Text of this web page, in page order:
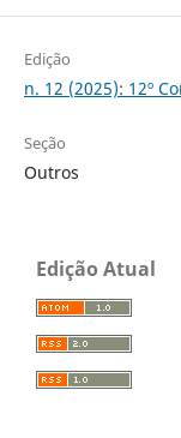
Edição
n. 12 (2025): 12º
Seção
Outros
Edição Atual